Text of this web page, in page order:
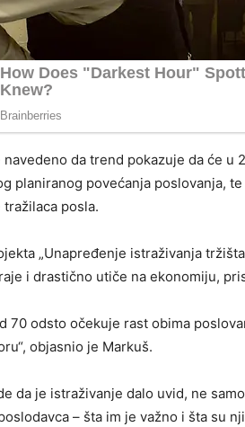
da trend pokazuje da će u
planiranog povećanja poslovanja,
posla.
„Unapređenje istraživanja
i drastično utiče na ekonomiju,
70 odsto očekuje rast obima
objasnio je Markuš.
da je istraživanje dalo uvid, ne
– šta im je važno i šta su